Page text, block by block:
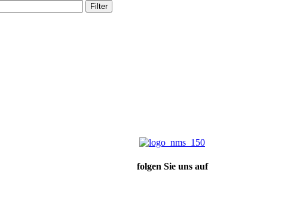
Filter
folgen Sie uns auf